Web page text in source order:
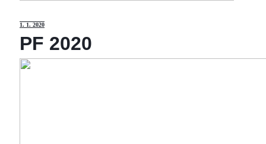
1. 1. 2020
PF 2020